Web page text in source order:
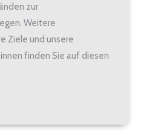
zur
Weitere
Ziele und unsere
finden Sie auf diesen